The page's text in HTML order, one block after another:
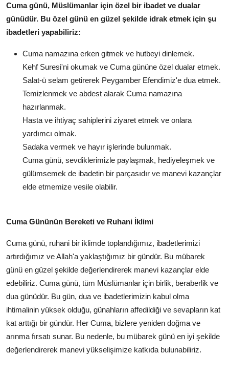
Cuma günü, Müslümanlar için özel bir ibadet ve dualar
günüdür. Bu özel günü en güzel şekilde idrak etmek için şu
ibadetleri yapabiliriz:
Cuma namazına erken gitmek ve hutbeyi dinlemek.
Kehf Suresi'ni okumak ve Cuma gününe özel dualar etmek.
Salat-ü selam getirerek Peygamber Efendimiz'e dua etmek.
Temizlenmek ve abdest alarak Cuma namazına
hazırlanmak.
Hasta ve ihtiyaç sahiplerini ziyaret etmek ve onlara
yardımcı olmak.
Sadaka vermek ve hayır işlerinde bulunmak.
Cuma günü, sevdiklerimizle paylaşmak, hediyeleşmek ve
gülümsemek de ibadetin bir parçasıdır ve manevi kazançlar
elde etmemize vesile olabilir.
Cuma Gününün Bereketi ve Ruhani İklimi
Cuma günü, ruhani bir iklimde toplandığımız, ibadetlerimizi
artırdığımız ve Allah'a yaklaştığımız bir gündür. Bu mübarek
günü en güzel şekilde değerlendirerek manevi kazançlar elde
edebiliriz. Cuma günü, tüm Müslümanlar için birlik, beraberlik ve
dua günüdür. Bu gün, dua ve ibadetlerimizin kabul olma
ihtimalinin yüksek olduğu, günahların affedildiği ve sevapların kat
kat arttığı bir gündür. Her Cuma, bizlere yeniden doğma ve
arınma fırsatı sunar. Bu nedenle, bu mübarek günü en iyi şekilde
değerlendirerek manevi yükselişimize katkıda bulunabiliriz.